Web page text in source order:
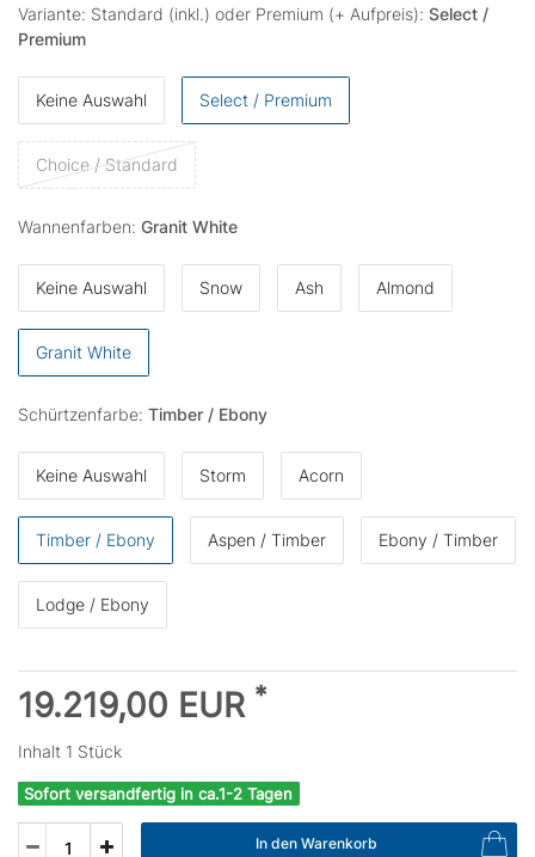
Variante: Standard (inkl.) oder Premium (+ Aufpreis): Select /
Premium
Keine Auswahl Select / Premium
Choice / Standard
Wannenfarben: Granit White
Keine Auswahl Snow Ash Almond
Granit White
Schürtzenfarbe: Timber / Ebony
Keine Auswahl Storm Acorn
Timber / Ebony Aspen / Timber Ebony / Timber
Lodge / Ebony
19.219,00 EUR *
Inhalt 1 Stück
Sofort versandfertig in ca.1-2 Tagen
In den Warenkorb